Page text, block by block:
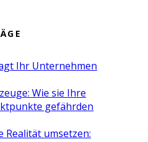
Ihr Unternehmen
Wie sie Ihre
gefährden
Realität umsetzen: